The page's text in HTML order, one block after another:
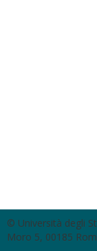
© Università degli
Moro 5, 00185